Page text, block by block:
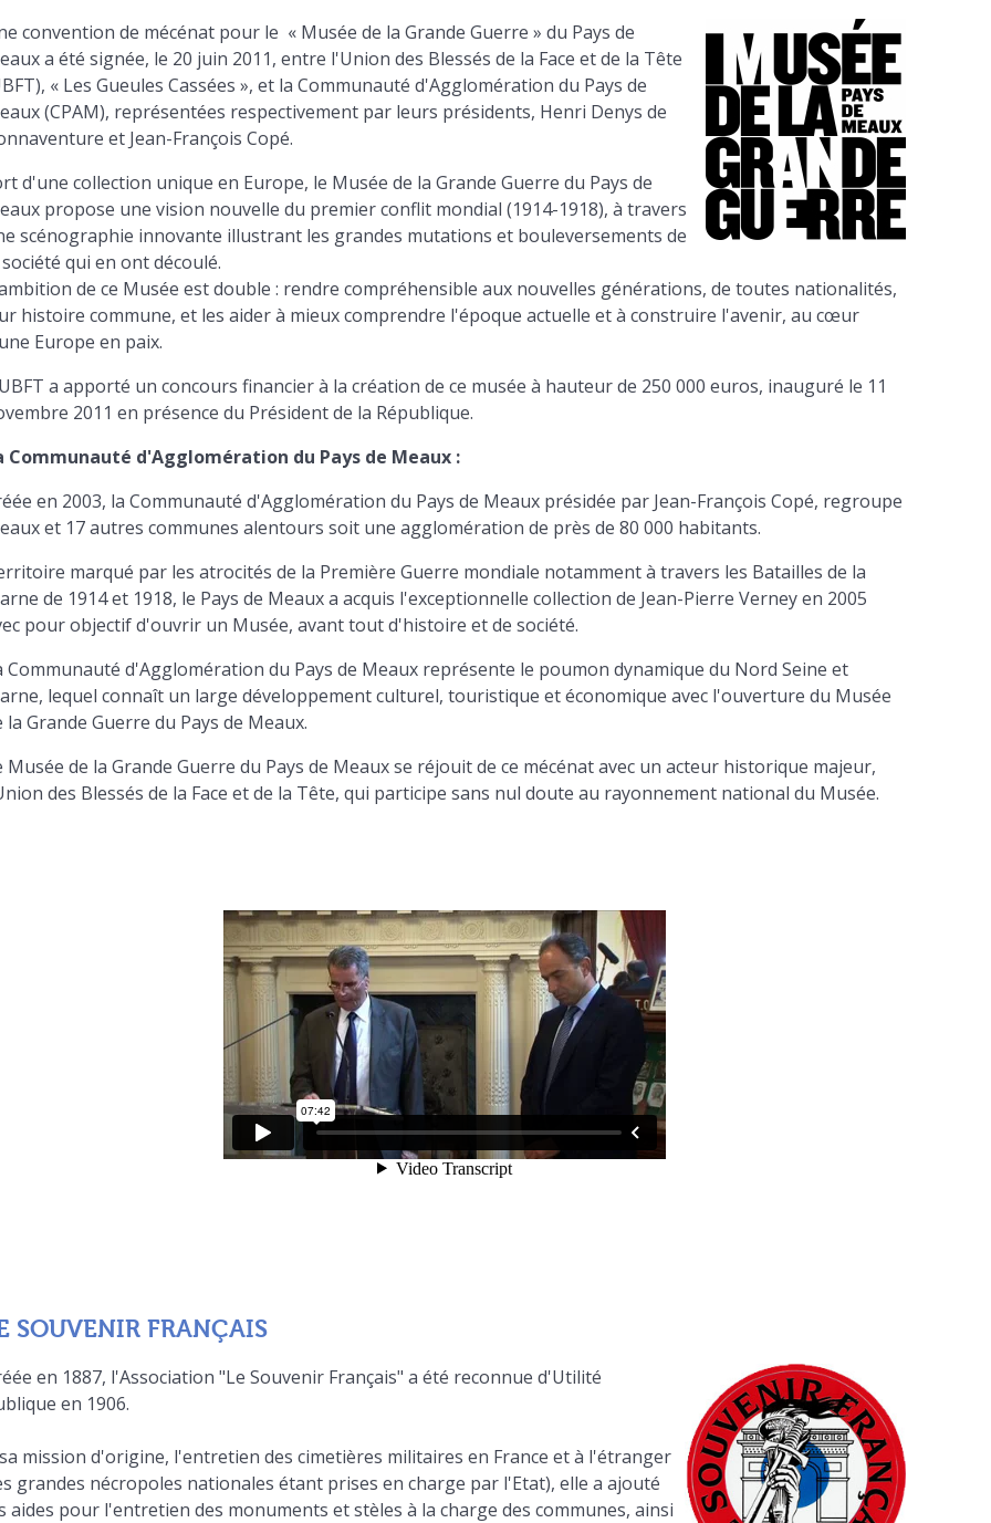
convention de mécénat pour le « Musée de la Grande Guerre » du Pays de
a été signée, le 20 juin 2011, entre l'Union des Blessés de la Face et de la Tête
« Les Gueules Cassées », et la Communauté d'Agglomération du Pays de
(CPAM), représentées respectivement par leurs présidents, Henri Denys de
et Jean-François Copé.
d'une collection unique en Europe, le Musée de la Grande Guerre du Pays de
propose une vision nouvelle du premier conflit mondial (1914-1918), à travers
scénographie innovante illustrant les grandes mutations et bouleversements de
qui en ont découlé.
de ce Musée est double : rendre compréhensible aux nouvelles générations, de toutes nationalités,
histoire commune, et les aider à mieux comprendre l'époque actuelle et à construire l'avenir, au cœur
Europe en paix.
a apporté un concours financier à la création de ce musée à hauteur de 250 000 euros, inauguré le 11
2011 en présence du Président de la République.
Communauté d'Agglomération du Pays de Meaux :
en 2003, la Communauté d'Agglomération du Pays de Meaux présidée par Jean-François Copé, regroupe
et 17 autres communes alentours soit une agglomération de près de 80 000 habitants.
marqué par les atrocités de la Première Guerre mondiale notamment à travers les Batailles de la
de 1914 et 1918, le Pays de Meaux a acquis l'exceptionnelle collection de Jean-Pierre Verney en 2005
pour objectif d'ouvrir un Musée, avant tout d'histoire et de société.
Communauté d'Agglomération du Pays de Meaux représente le poumon dynamique du Nord Seine et
lequel connaît un large développement culturel, touristique et économique avec l'ouverture du Musée
la Grande Guerre du Pays de Meaux.
Musée de la Grande Guerre du Pays de Meaux se réjouit de ce mécénat avec un acteur historique majeur,
des Blessés de la Face et de la Tête, qui participe sans nul doute au rayonnement national du Musée.
SOUVENIR FRANÇAIS
en 1887, l'Association "Le Souvenir Français" a été reconnue d'Utilité
en 1906.
mission d'origine, l'entretien des cimetières militaires en France et à l'étranger
grandes nécropoles nationales étant prises en charge par l'Etat), elle a ajouté
aides pour l'entretien des monuments et stèles à la charge des communes, ainsi